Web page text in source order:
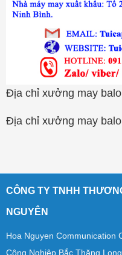
Địa chỉ xưởng may
Địa chỉ xưởng may
CÔNG TY TNHH
NGUYÊN
Hoa Nguyen Communication
Công Nghiệp Bắc Thăng